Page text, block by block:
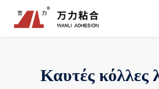
Καυτές κόλλες